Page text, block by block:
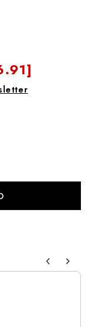
through